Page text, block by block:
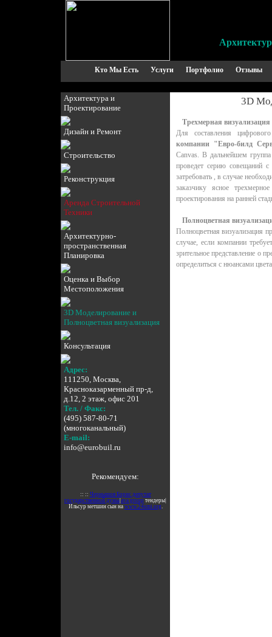
Кто Мы Есть Услуги Портфолио Отзывы
Архитектура и
Проектирование
Дизайн и Ремонт
Строительство
Реконструкция
Аренда Строительной
Техники
Архитектурно-
пространственная
Планировка
Оценка и Выбор
Местоположения
3D Моделирование и
Полноцветная визуализация
Консультация
Адрес:
111250, Москва,
Красноказарменный пр-д,
д.12, 2 этаж, офис 201
Тел. / Факс:
(495) 587-80-71
(многоканальный)
E-mail:
info@eurobuil.ru
Рекомендуем:
:: :: Чернышов Борис депутат
государственной думы ava group тендеры|
Ильсур метшин сын на www.24smi.org.
3D
Трехмерная визуализация
Для составления
компании "Евро-билд
Canvas. В дальнейшем
проведет серию совещаний
затребовать , в случае
заказчику ясное
проектирования на ранней
Полноцветная
Полноцветная визуализация
случае, если компании
зрительное представление о
определиться с нюансами